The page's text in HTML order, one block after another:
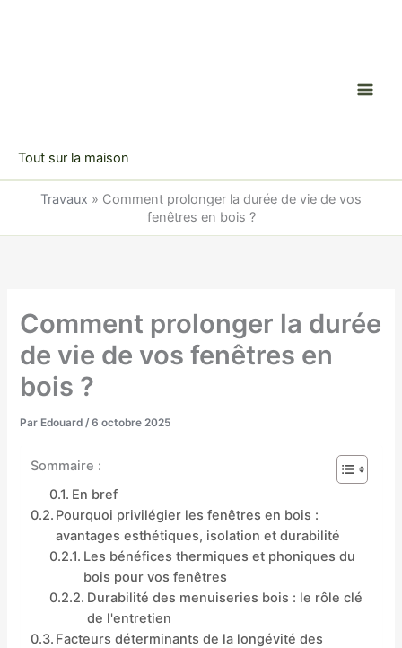
Tout sur la maison
Travaux » Comment prolonger la durée de vie de vos
fenêtres en bois ?
Comment prolonger la durée
de vie de vos fenêtres en
bois ?
Par Edouard/6 octobre 2025
Sommaire :
En bref
Pourquoi privilégier les fenêtres en bois :
avantages esthétiques, isolation et durabilité
Les bénéfices thermiques et phoniques du
bois pour vos fenêtres
Durabilité des menuiseries bois : le rôle clé
de l'entretien
Facteurs déterminants de la longévité des